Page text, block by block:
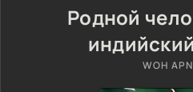
Родной
WOH